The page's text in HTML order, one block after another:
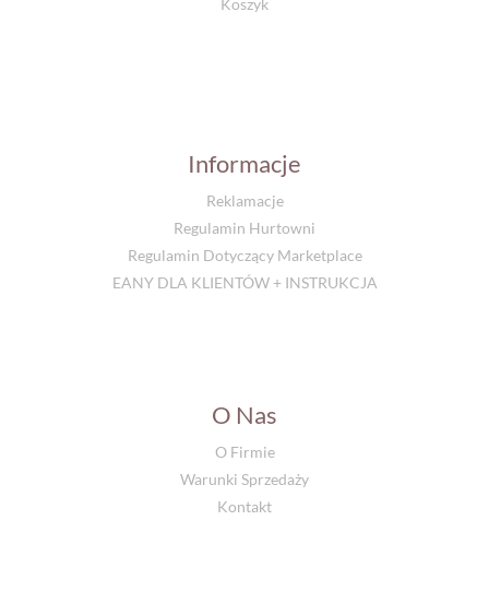
Informacje
Reklamacje
Regulamin Hurtowni
Regulamin Dotyczący Marketplace
EANY DLA KLIENTÓW + INSTRUKCJA
O Nas
O Firmie
Warunki Sprzedaży
Kontakt